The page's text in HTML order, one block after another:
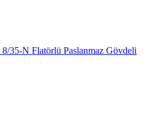
35-N Flatörlü Paslanmaz Gövdeli